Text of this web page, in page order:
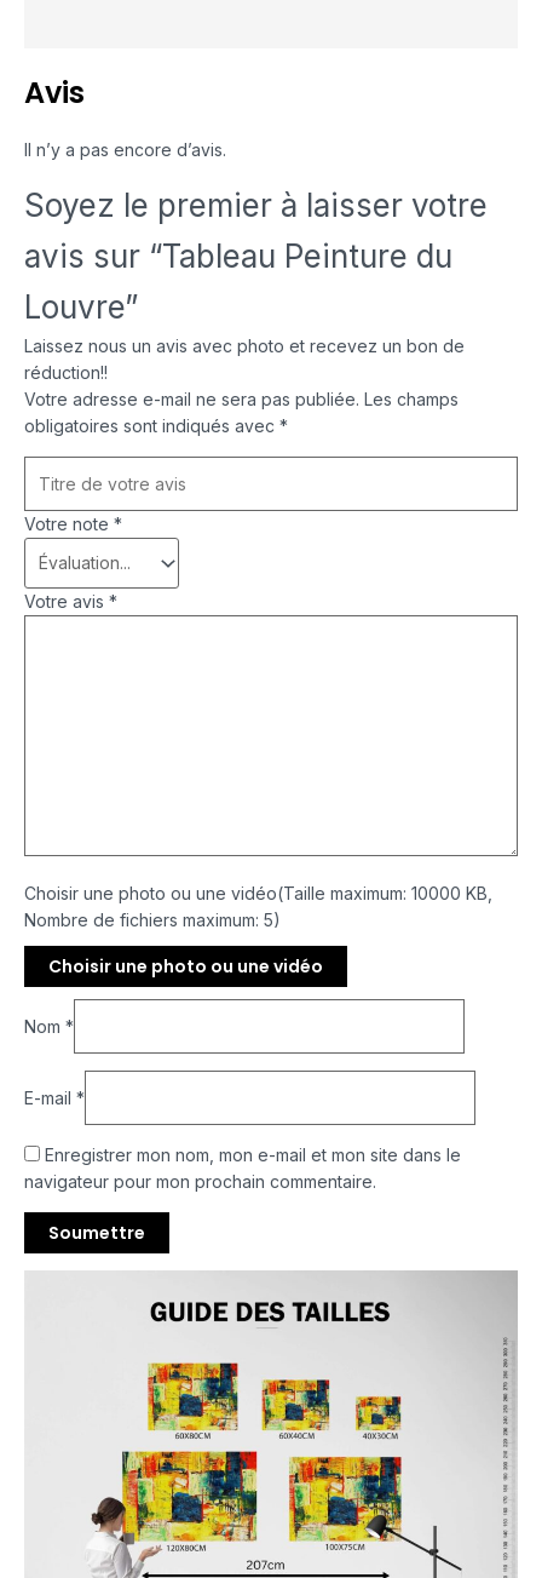
Avis
Il n’y a pas encore d’avis.
Soyez le premier à laisser votre
avis sur “Tableau Peinture du
Louvre”
Laissez nous un avis avec photo et recevez un bon de
réduction!!
Votre adresse e-mail ne sera pas publiée. Les champs
obligatoires sont indiqués avec *
Votre note *
Votre avis *
Choisir une photo ou une vidéo(Taille maximum: 10000 KB,
Nombre de fichiers maximum: 5)
Choisir une photo ou une vidéo
Nom *
E-mail *
Enregistrer mon nom, mon e-mail et mon site dans le
navigateur pour mon prochain commentaire.